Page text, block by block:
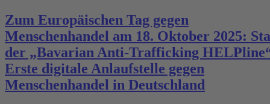
Zum Europäischen Tag gegen
Menschenhandel am 18. Oktober 2025:
der „Bavarian Anti-Trafficking
Erste digitale Anlaufstelle gegen
Menschenhandel in Deutschland